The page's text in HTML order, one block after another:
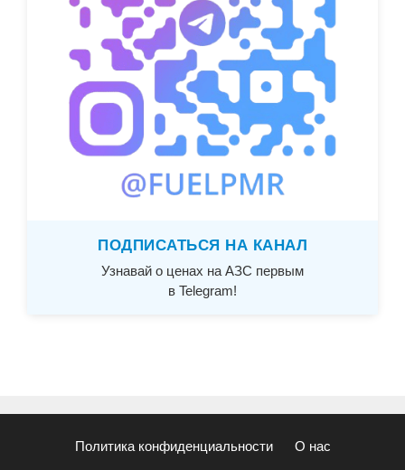
ПОДПИСАТЬСЯ НА КАНАЛ
Узнавай о ценах на АЗС первым
в Telegram!
Политика конфиденциальности О нас